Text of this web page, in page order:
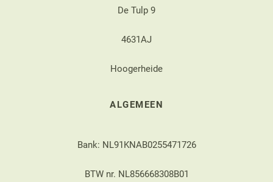
De Tulp 9
4631AJ
Hoogerheide
ALGEMEEN
Bank: NL91KNAB0255471726
BTW nr. NL856668308B01